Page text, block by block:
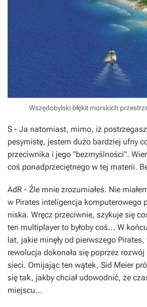
Wszędobylski błękit morskich
S - Ja natomiast, mimo, iż
pesymistę, jestem dużo bardziej ufny
przeciwnika i jego "bezmyślności".
coś ponadprzeciętnego w tej materii.
AdR - Źle mnie zrozumiałeś. Nie
w Pirates inteligencja komputerowego
niska. Wręcz przeciwnie, szykuje się
ten multiplayerto byłoby coś... W
lat, jakie minęły od pierwszego Pirates,
rewolucja dokonała się poprzez
sieci. Omijając ten wątek, Sid Meier
się tak, jakby chciał udowodnić, że
miejscu...